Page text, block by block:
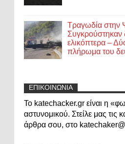
Τραγωδία στην
Συγκρούστηκαν
ελικόπτερα –
πλήρωμα του
ΕΠΙΚΟΙΝΩΝΙΑ
Το katechacker.gr είναι η
αστυνομικού. Στείλε μας τις
άρθρα σου, στο